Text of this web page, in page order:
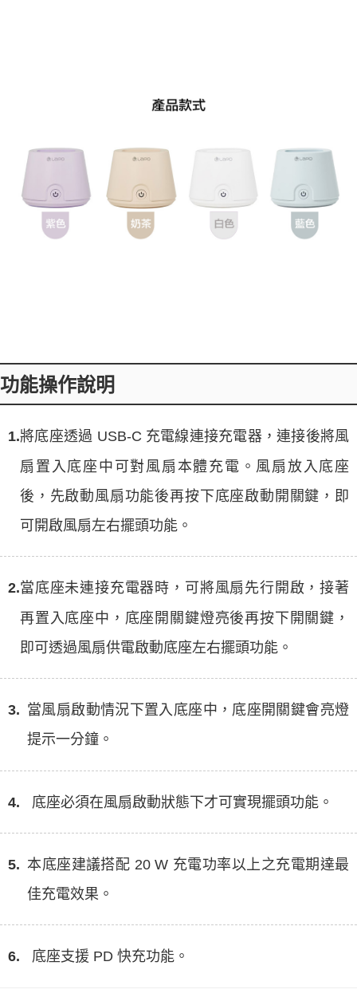
功能操作說明
1.將底座透過 USB-C 充電線連接充電器，連接後將風
扇置入底座中可對風扇本體充電。風扇放入底座
後，先啟動風扇功能後再按下底座啟動開關鍵，即
可開啟風扇左右擺頭功能。
2.當底座未連接充電器時，可將風扇先行開啟，接著
再置入底座中，底座開關鍵燈亮後再按下開關鍵，
即可透過風扇供電啟動底座左右擺頭功能。
3. 當風扇啟動情況下置入底座中，底座開關鍵會亮燈
提示一分鐘。
4. 底座必須在風扇啟動狀態下才可實現擺頭功能。
5. 本底座建議搭配 20 W 充電功率以上之充電期達最
佳充電效果。
6. 底座支援 PD 快充功能。